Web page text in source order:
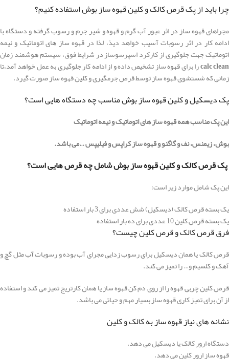
چرا باید از پک قرص کالک و کلین قهوه ساز بوش استفاده کنیم؟
مجراهای قهوه ساز در اثر عبور آب گرم و قهوه و شیر جرم و رسوب گرفته و دستگاه با
ادامه کار در اثر رسوبات آسیب خواهد دیذ، لذا در قهوه ساز های اتوماتیک و نیمه
اتوماتیک جهت جلوگیری از کارکرد اسپرسوساز در شرایط فوق، سیستم هوشمند زمان
calcclean
را برای قهوه ساز تشخیص داده و از ادامه کار جلوگیری به عمل خواهد آمد،تا
زمانی که شستشوی قهوه ساز توسط قرص جرمگیری و کلین قهوه ساز صورت گیرد.
پک دیسکیل و کلین قهوه ساز بوش مناسب چه دستگاه هایی است؟
این پک مناسب همه قهوه ساز های اتوماتیک و نیمه اتوماتیک
بوش، زیمنس، نف و گاگنو و قهوه ساز کراپس و فیلیپس …می باشد.
پک قرص کالک و کلین قهوه ساز بوش شامل چه قرص هایی است؟
این پک شامل موارد زیر است:
یک بسته قرص کالک (دیسکیل) شش عددی برای 3 بار استفاده
یک بسته قرص کلین 10 عددی برای ده بار استفاده
فرق قرص کالک و قرص کلین چیست؟
قرص کالک یا همان دیسکیل برای رسوب زدایی مجرای آب بوده و رسوبات آب مثل گچ و
آهک و کلسیم و… را تمیز می کند.
قرص کلین چربی قهوه را از روی دم کن قهوه ساز یا همان کارتریج تمیز می کند و استفاده
از آن برای تمیز کاری قهوه ساز بسیار مهم و حیاتی می باشد.
نشانه های نیاز قهوه ساز به کالک و کلین
دستگاه ارور کالک یا دیسکیل می دهد.
قهوه ساز ارور کلین می دهد.